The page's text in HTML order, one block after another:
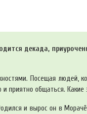
декада,
Посещая людей,
приятно общаться.
и вырос он в